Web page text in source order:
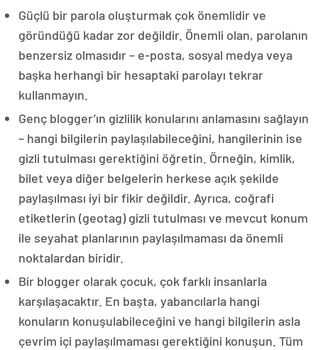
Güçlü bir parola oluşturmak çok önemlidir ve
göründüğü kadar zor değildir. Önemli olan, parolanın
benzersiz olmasıdır – e-posta, sosyal medya veya
başka herhangi bir hesaptaki parolayı tekrar
kullanmayın.
Genç blogger’ın gizlilik konularını anlamasını sağlayın
– hangi bilgilerin paylaşılabileceğini, hangilerinin ise
gizli tutulması gerektiğini öğretin. Örneğin, kimlik,
bilet veya diğer belgelerin herkese açık şekilde
paylaşılması iyi bir fikir değildir. Ayrıca, coğrafi
etiketlerin (geotag) gizli tutulması ve mevcut konum
ile seyahat planlarının paylaşılmaması da önemli
noktalardan biridir.
Bir blogger olarak çocuk, çok farklı insanlarla
karşılaşacaktır. En başta, yabancılarla hangi
konuların konuşulabileceğini ve hangi bilgilerin asla
çevrim içi paylaşılmaması gerektiğini konuşun. Tüm